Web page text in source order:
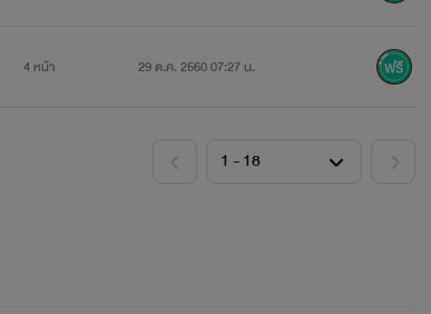
4 หน้า 29 ต.ค. 2560 07:27 น.